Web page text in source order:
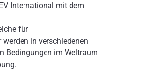
International mit dem
für
in verschiedenen
Bedingungen im Weltraum